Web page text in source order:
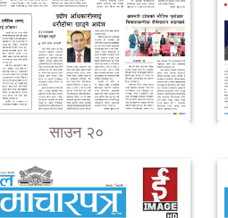
साउन २०